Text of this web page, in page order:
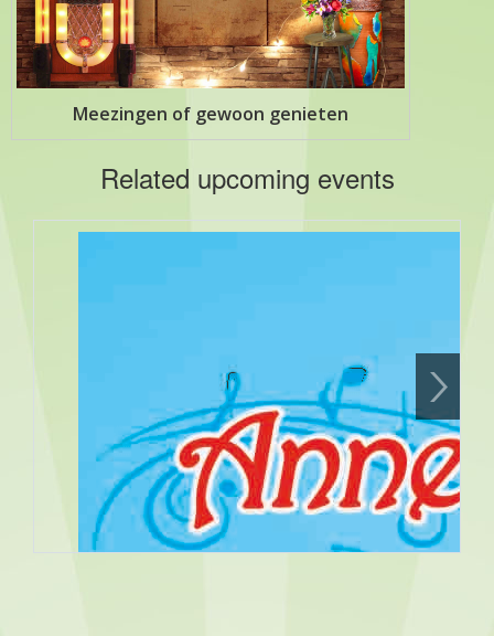
Meezingen of gewoon genieten
Related upcoming events